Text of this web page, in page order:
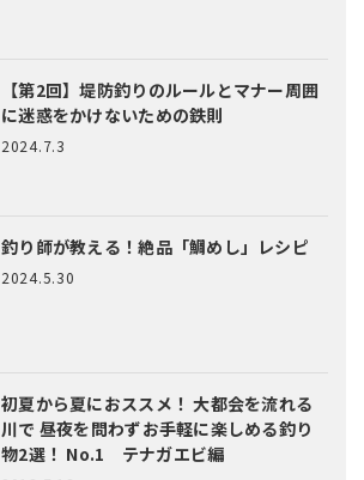
【第2回】堤防釣りのルールとマナー周囲
に迷惑をかけないための鉄則
2024.7.3
釣り師が教える！絶品「鯛めし」レシピ
2024.5.30
初夏から夏におススメ！ 大都会を流れる
川で 昼夜を問わずお手軽に楽しめる釣り
物2選！ No.1 テナガエビ編